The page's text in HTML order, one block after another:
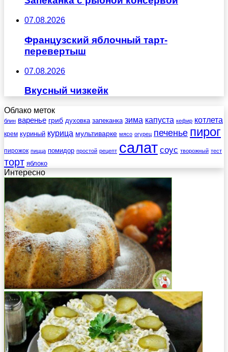
07.08.2026
Французский яблочный тарт-
перевертыш
07.08.2026
Вкусный чизкейк
Облако меток
блин варенье гриб духовка запеканка зима капуста кефир котлета
крем куриный курица мультиварке мясо огурец печенье пирог
пирожок пицца помидор простой рецепт салат соус творожный тест
торт яблоко
Интересно